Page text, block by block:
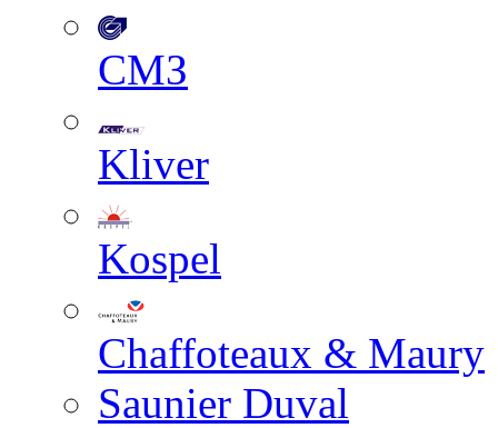
СМЗ
Kliver
Kospel
Chaffoteaux & Maury
Saunier Duval